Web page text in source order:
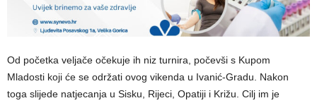
Od početka veljače očekuje ih niz turnira, počevši s Kupom
Mladosti koji će se održati ovog vikenda u Ivanić-Gradu. Nakon
toga slijede natjecanja u Sisku, Rijeci, Opatiji i Križu. Cilj im je